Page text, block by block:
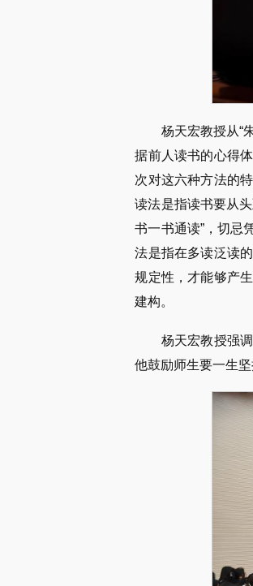
杨天宏教授从“
据前人读书的心得
次对这六种方法的
读法是指读书要从
书一书通读”，切忌
法是指在多读泛读
规定性，才能够产
建构。
杨天宏教授强
他鼓励师生要一生